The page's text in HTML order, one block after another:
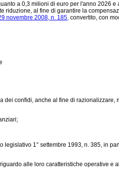
a 0,3 milioni di euro per l'anno 2026 e
al fine di garantire la
novembre 2008, n. 185, convertito, con
confidi, anche al fine di razionalizzare,
1° settembre 1993, n. 385, in
alle loro caratteristiche operative e